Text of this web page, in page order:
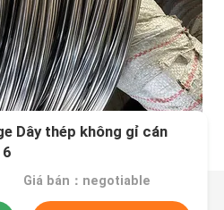
Dây thép không gỉ cán
Giá bán：negotiable